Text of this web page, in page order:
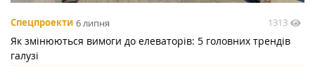
Спецпроекти 6 липня 1313
Як змінюються вимоги до елеваторів: 5 головних трендів
галузі